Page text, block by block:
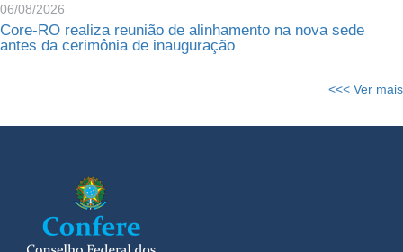
06/08/2026
Core-RO realiza reunião de alinhamento na nova sede
antes da cerimônia de inauguração
<<< Ver mais